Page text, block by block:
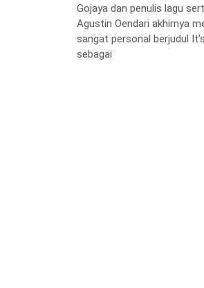
Gojaya dan penulis lagu
Agustin Oendari akhirnya
sangat personal berjudul
sebagai